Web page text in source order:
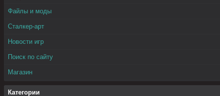
Файлы и моды
Сталкер-арт
Новости игр
Поиск по сайту
Магазин
Категории